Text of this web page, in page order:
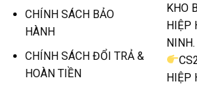
CHÍNH SÁCH BẢO
HÀNH
CHÍNH SÁCH ĐỔI TRẢ &
HOÀN TIỀN
KHO
HIỆP
NINH.
HIỆP